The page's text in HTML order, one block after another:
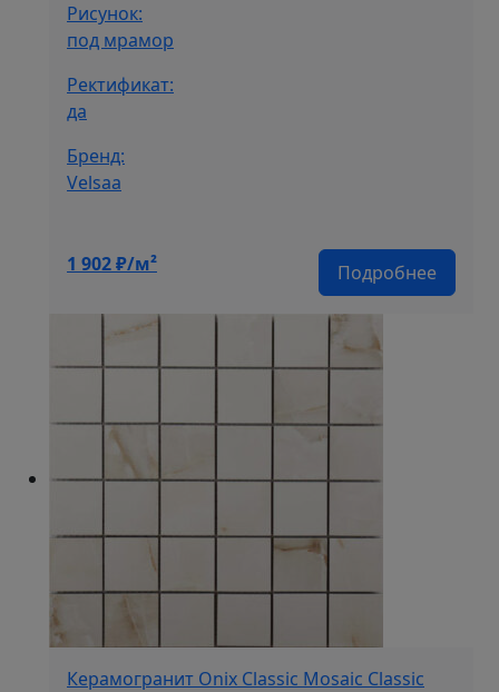
Рисунок:
под мрамор
Ректификат:
да
Бренд:
Velsaa
Подробнее
1 902₽/м²
Керамогранит Onix Classic Mosaic Classic